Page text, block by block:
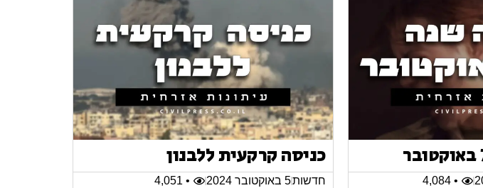
• 4,084
כניסה קרקעית ללבנון
חדשות5 באוקטובר 2024 • 4,051